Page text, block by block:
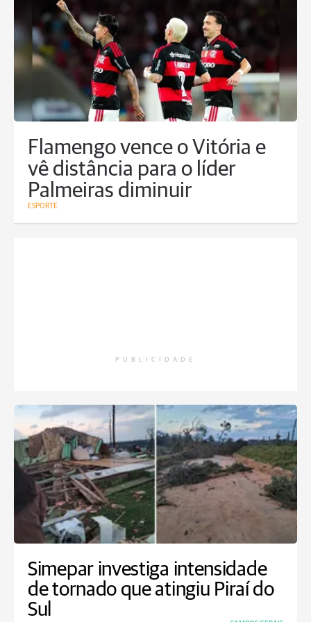
Flamengo vence o Vitória e
vê distância para o líder
Palmeiras diminuir
ESPORTE
PUBLICIDADE
Simepar investiga intensidade
de tornado que atingiu Piraí do
Sul